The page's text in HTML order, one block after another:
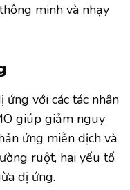
minh và nhạy
ứng với các tác nhân
giúp giảm nguy
ứng miễn dịch và
ruột, hai yếu tố
dị ứng.